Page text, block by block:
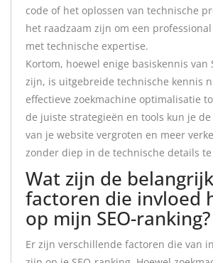
code of het oplossen van technische
het raadzaam zijn om een
met technische expertise.
Kortom, hoewel enige basiskennis van
zijn, is uitgebreide technische kennis
effectieve zoekmachine optimalisatie
de juiste strategieën en tools kun je
van je website vergroten en meer
zonder diep in de technische details
Wat zijn de
factoren die invloed
op mijn SEO-ranking?
Er zijn verschillende factoren die van